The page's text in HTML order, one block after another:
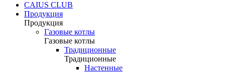
CAIUS CLUB
Продукция
Продукция
Газовые котлы
Газовые котлы
Традиционные
Традиционные
Настенные